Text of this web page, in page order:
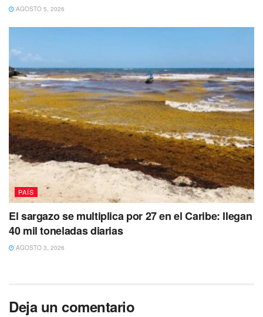
AGOSTO 5, 2026
PAÍS
El sargazo se multiplica por 27 en el Caribe: llegan
40 mil toneladas diarias
AGOSTO 3, 2026
Deja un comentario